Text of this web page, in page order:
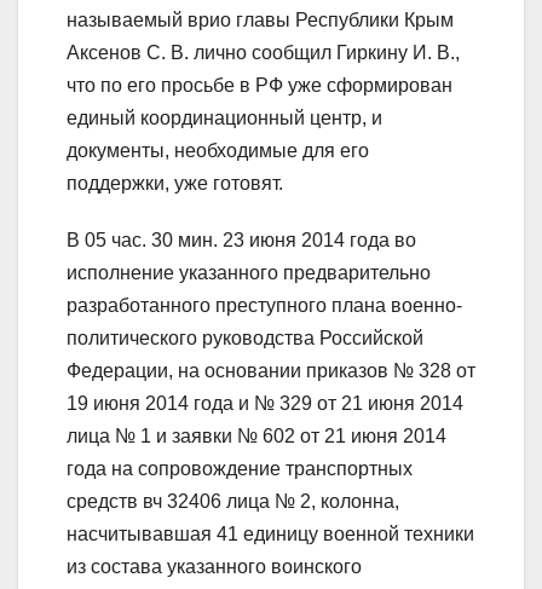
называемый врио главы Республики Крым
Аксенов С. В. лично сообщил Гиркину И. В.,
что по его просьбе в РФ уже сформирован
единый координационный центр, и
документы, необходимые для его
поддержки, уже готовят.
В 05 час. 30 мин. 23 июня 2014 года во
исполнение указанного предварительно
разработанного преступного плана военно-
политического руководства Российской
Федерации, на основании приказов № 328 от
19 июня 2014 года и № 329 от 21 июня 2014
лица № 1 и заявки № 602 от 21 июня 2014
года на сопровождение транспортных
средств вч 32406 лица № 2, колонна,
насчитывавшая 41 единицу военной техники
из состава указанного воинского